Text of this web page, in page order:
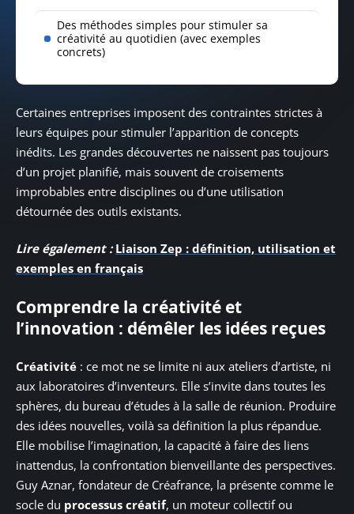
Des méthodes simples pour stimuler sa
créativité au quotidien (avec exemples
concrets)
Certaines entreprises imposent des contraintes strictes à
leurs équipes pour stimuler l’apparition de concepts
inédits. Les grandes découvertes ne naissent pas toujours
d’un projet planifié, mais souvent de croisements
improbables entre disciplines ou d’une utilisation
détournée des outils existants.
Lire également : Liaison Zep : définition, utilisation et
exemples en français
Comprendre la créativité et
l’innovation : démêler les idées reçues
Créativité : ce mot ne se limite ni aux ateliers d’artiste, ni
aux laboratoires d’inventeurs. Elle s’invite dans toutes les
sphères, du bureau d’études à la salle de réunion. Produire
des idées nouvelles, voilà sa définition la plus répandue.
Elle mobilise l’imagination, la capacité à faire des liens
inattendus, la confrontation bienveillante des perspectives.
Guy Aznar, fondateur de Créafrance, la présente comme le
socle du processus créatif, un moteur collectif ou